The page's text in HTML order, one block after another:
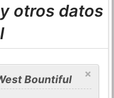
otros datos
×
Bountiful